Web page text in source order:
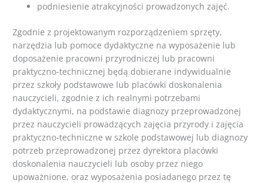
podniesienie atrakcyjności prowadzonych zajęć.
Zgodnie z projektowanym rozporządzeniem sprzęty,
narzędzia lub pomoce dydaktyczne na wyposażenie lub
doposażenie pracowni przyrodniczej lub pracowni
praktyczno-technicznej będą dobierane indywidualnie
przez szkoły podstawowe lub placówki doskonalenia
nauczycieli, zgodnie z ich realnymi potrzebami
dydaktycznymi, na podstawie diagnozy przeprowadzonej
przez nauczycieli prowadzących zajęcia przyrody i zajęcia
praktyczno-techniczne w szkole podstawowej lub diagnozy
potrzeb przeprowadzonej przez dyrektora placówki
doskonalenia nauczycieli lub osoby przez niego
upoważnione, oraz wyposażenia posiadanego przez tę